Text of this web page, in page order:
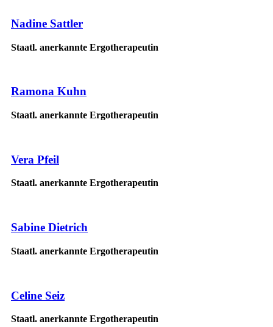
Nadine Sattler
Staatl. anerkannte Ergotherapeutin
Ramona Kuhn
Staatl. anerkannte Ergotherapeutin
Vera Pfeil
Staatl. anerkannte Ergotherapeutin
Sabine Dietrich
Staatl. anerkannte Ergotherapeutin
Celine Seiz
Staatl. anerkannte Ergotherapeutin